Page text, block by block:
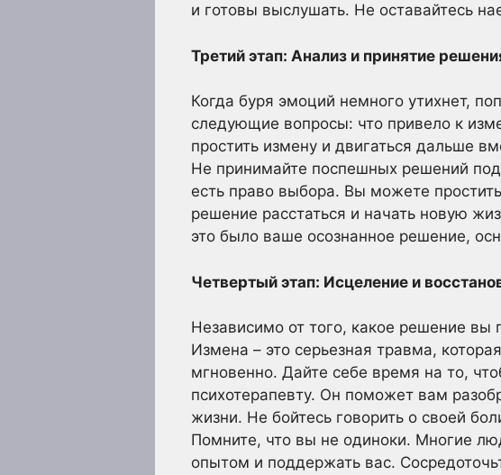
и готовы выслушать. Не оставайтесь
Третий этап: Анализ и принятие
Когда буря эмоций немного утихнет,
следующие вопросы: что привело к
простить измену и двигаться дальше
Не принимайте поспешных решений
есть право выбора. Вы можете
решение расстаться и начать новую
это было ваше осознанное решение,
Четвертый этап: Исцеление и
Независимо от того, какое решение вы
Измена – это серьезная травма,
мгновенно. Дайте себе время на то,
психотерапевту. Он поможет вам
жизни. Не бойтесь говорить о своей
Помните, что вы не одиноки. Многие
опытом и поддержать вас.